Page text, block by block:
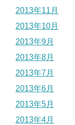
2013年11月
2013年10月
2013年9月
2013年8月
2013年7月
2013年6月
2013年5月
2013年4月